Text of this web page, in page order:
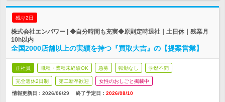
残り2日
株式会社エンパワー | ◆自分時間も充実◆原則定時退社｜土日休｜残業月
10h以内
全国2000店舗以上の実績を持つ『買取大吉』の【提案営業】
正社員 職種・業種未経験OK 急募 転勤なし 学歴不問
完全週休2日制 第二新卒歓迎 女性のおしごと掲載中
情報更新日：2026/06/29 終了予定日： 2026/08/10